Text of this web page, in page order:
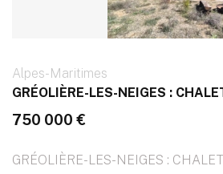
Alpes-Maritimes
GRÉOLIÈRE-LES-NEIGES :
750 000 €
GRÉOLIÈRE-LES-NEIGES :